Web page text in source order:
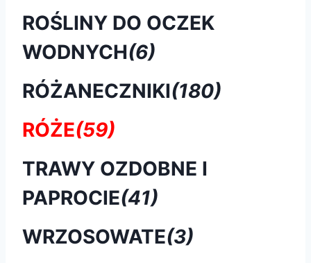
ROŚLINY DO OCZEK
WODNYCH(6)
RÓŻANECZNIKI(180)
RÓŻE(59)
TRAWY OZDOBNE I
PAPROCIE(41)
WRZOSOWATE(3)